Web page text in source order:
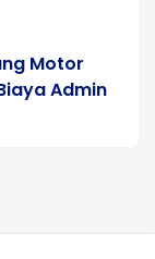
Motor
Admin